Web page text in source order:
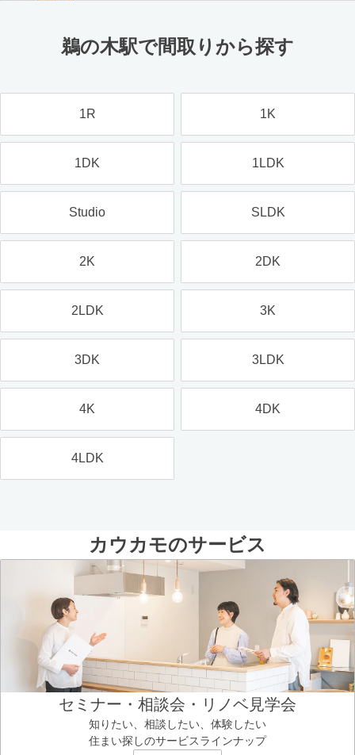
鵜の木駅で間取りから探す
1R 1K
1DK 1LDK
Studio SLDK
2K 2DK
2LDK 3K
3DK 3LDK
4K 4DK
4LDK
カウカモのサービス
セミナー・相談会・リノベ見学会
知りたい、相談したい、体験したい
住まい探しのサービスラインナップ